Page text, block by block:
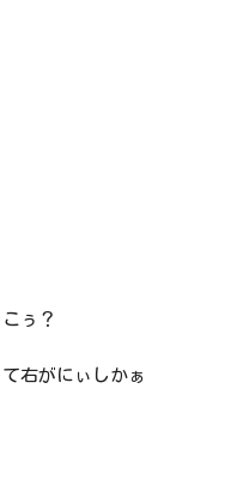
ぅ？
右がにぃしかぁ